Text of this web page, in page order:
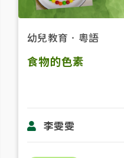
幼兒教育 ． 粵語
食物的色素
李雯雯